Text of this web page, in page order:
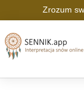
Zrozum